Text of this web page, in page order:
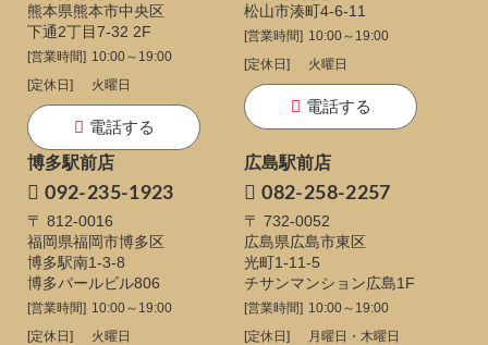
熊本県熊本市中央区
下通2丁目7-32 2F
[営業時間] 10:00～19:00
[定休日]
火曜日
電話する
松山市湊町4-6-11
[営業時間] 10:00～19:00
[定休日]
火曜日
電話する
博多駅前店
092-235-1923
〒 812-0016
福岡県福岡市博多区
博多駅南1-3-8
博多パールビル806
[営業時間] 10:00～19:00
[定休日]
火曜日
広島駅前店
082-258-2257
〒 732-0052
広島県広島市東区
光町1-11-5
チサンマンション広島1F
[営業時間] 10:00～19:00
[定休日]
月曜日・木曜日